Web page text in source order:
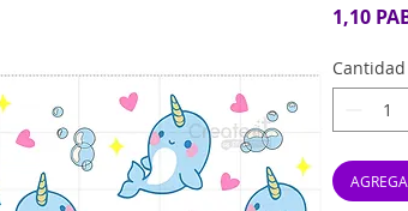
1,10
Cantidad